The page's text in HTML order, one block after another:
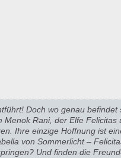
Doch wo genau befindet
Rani, der Elfe Felicitas
Ihre einzige Hoffnung ist
von Sommerlicht –
Und finden die